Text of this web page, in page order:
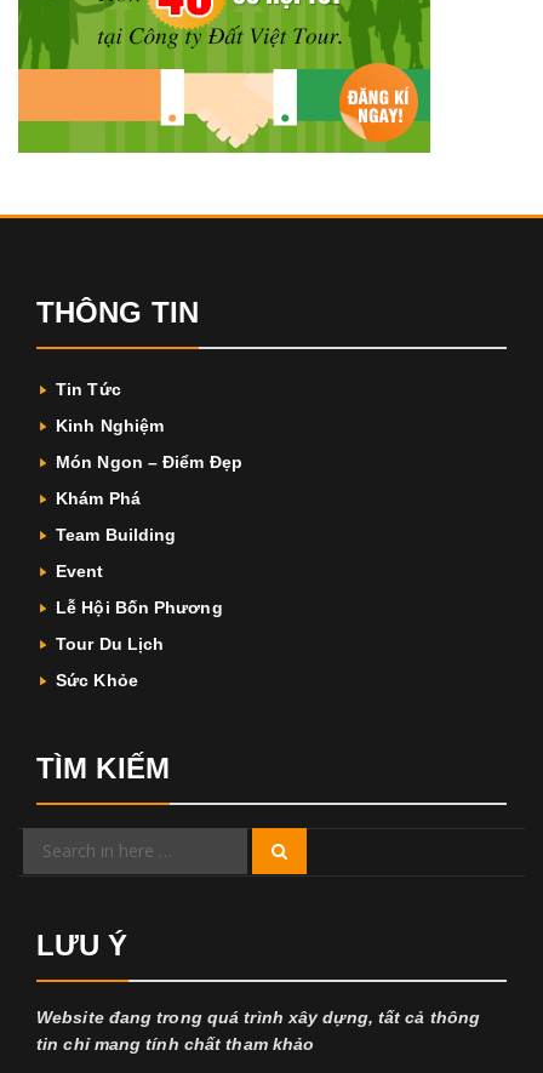
THÔNG TIN
Tin Tức
Kinh Nghiệm
Món Ngon – Điểm Đẹp
Khám Phá
Team Building
Event
Lễ Hội Bốn Phương
Tour Du Lịch
Sức Khỏe
TÌM KIẾM
Search
LƯU Ý
Website đang trong quá trình xây dựng, tất cả thông
tin chỉ mang tính chất tham khảo